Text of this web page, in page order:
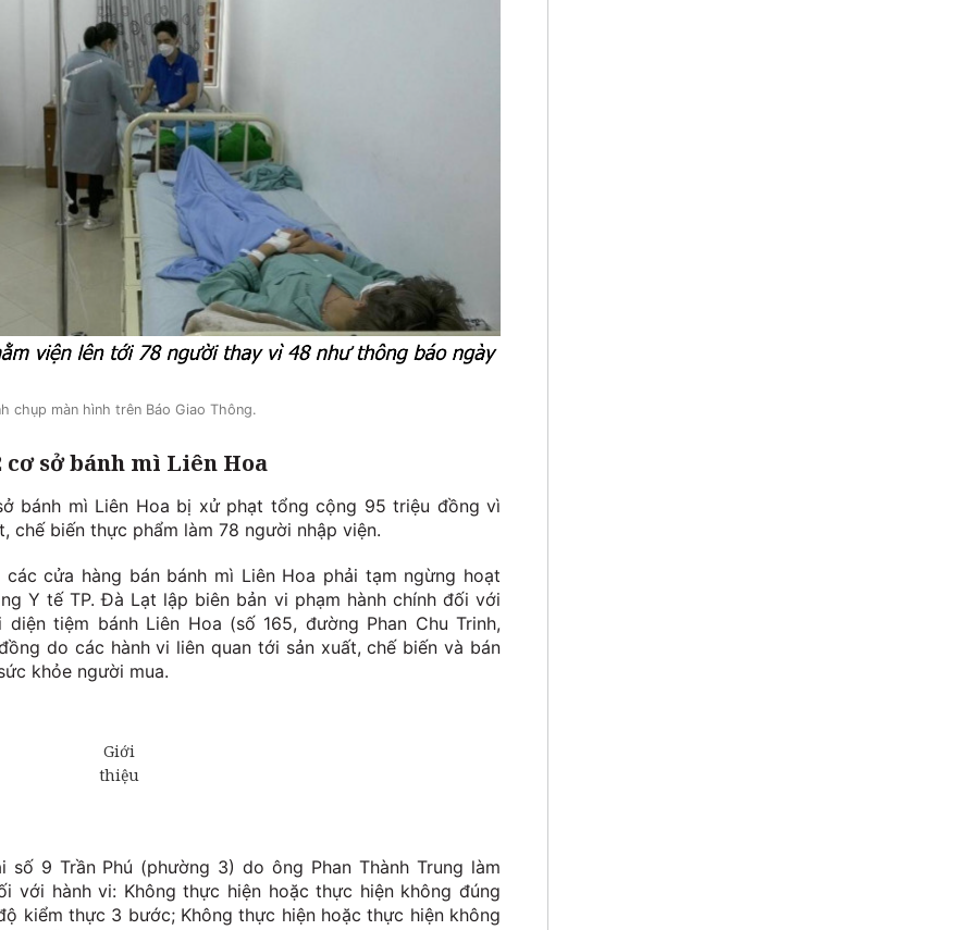
chụp màn hình trên Báo Giao Thông.
sởbánh mì Liên Hoa
bánh mì Liên Hoa bị xử phạt tổng cộng 95 triệu đồng vì
chế biến thực phẩm làm 78 người nhập viện.
cửa hàng bán bánh mì Liên Hoa phải tạm ngừng hoạt
Y tế TP. Đà Lạt lập biên bản vi phạm hành chính đối với
tiệm bánh Liên Hoa (số 165, đường Phan Chu Trinh,
do các hành vi liên quan tới sản xuất, chế biến và bán
khỏe người mua.
9 Trần Phú (phường 3) do ông Phan Thành Trung làm
với hành vi: Không thực hiện hoặc thực hiện không đúng
kiểm thực 3 bước; Không thực hiện hoặc thực hiện không